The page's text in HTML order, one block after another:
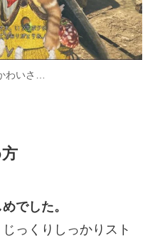
わいさ…
でした。
っくりしっかりスト